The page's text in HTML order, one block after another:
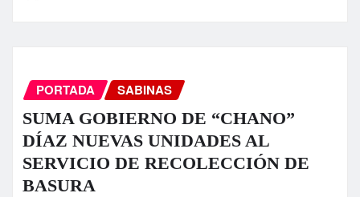
PORTADA SABINAS
SUMA GOBIERNO DE “CHANO”
DÍAZ NUEVAS UNIDADES AL
SERVICIO DE RECOLECCIÓN DE
BASURA